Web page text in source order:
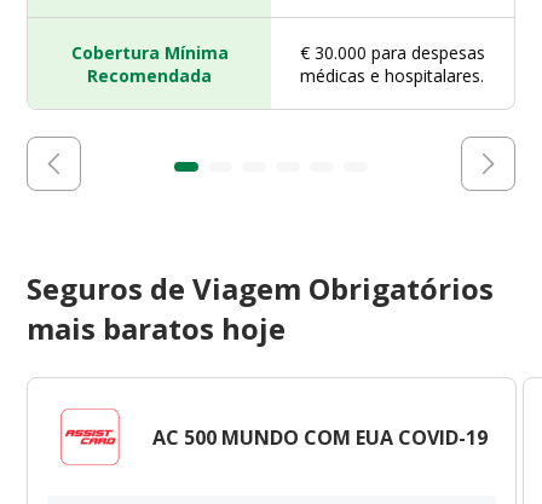
Cobertura Mínima
Recomendada
€ 30.000 para despesas
médicas e hospitalares.
Seguros de Viagem Obrigatórios
mais baratos hoje
AC 500 MUNDO COM EUA COVID-19